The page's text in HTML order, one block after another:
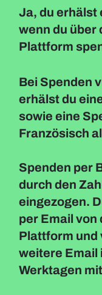
Ja, du erhälst
wenn du über
Plattform
Bei Spenden
erhälst du
sowie eine
Französisch
Spenden per
durch den
eingezogen.
per Email
Plattform und
weitere Email
Werktagen